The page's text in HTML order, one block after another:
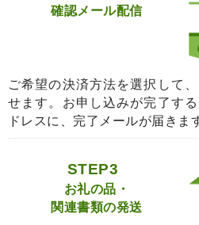
確認メール配信
ご希望の決済方法を選択して
せます。お申し込みが完了す
ドレスに、完了メールが届きま
STEP3
お礼の品・
関連書類の発送